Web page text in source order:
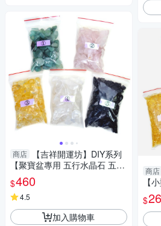
商店
【吉祥開運坊】DIY系列
【聚寶盆專用 五行水晶石 五色
石 大顆 每個顏色200公克 共1k
g】已淨化
$460
4.5
加入購物車
商店
【
五
是粉
$